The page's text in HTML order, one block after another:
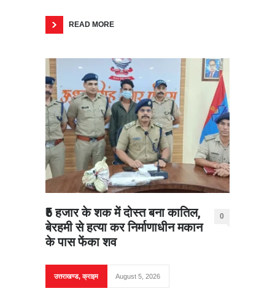
READ MORE
₹5 हजार के शक में दोस्त बना कातिल,
बेरहमी से हत्या कर निर्माणाधीन मकान
के पास फेंका शव
0
उत्तराखण्ड,क्राइम August 5, 2026